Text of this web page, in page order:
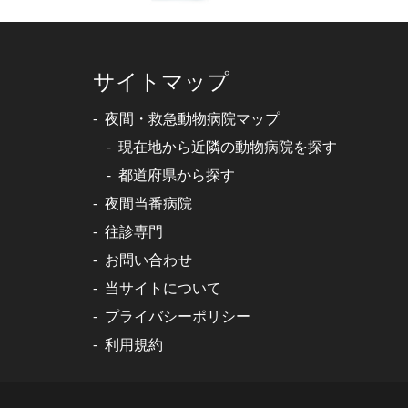
サイトマップ
夜間・救急動物病院マップ
現在地から近隣の動物病院を探す
都道府県から探す
夜間当番病院
往診専門
お問い合わせ
当サイトについて
プライバシーポリシー
利用規約